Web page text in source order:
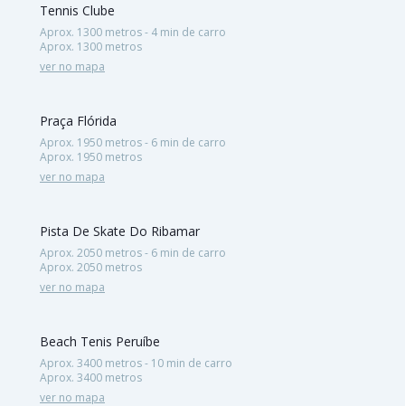
Tennis Clube
Aprox. 1300 metros - 4 min de carro
Aprox. 1300 metros
ver no mapa
Praça Flórida
Aprox. 1950 metros - 6 min de carro
Aprox. 1950 metros
ver no mapa
Pista De Skate Do Ribamar
Aprox. 2050 metros - 6 min de carro
Aprox. 2050 metros
ver no mapa
Beach Tenis Peruíbe
Aprox. 3400 metros - 10 min de carro
Aprox. 3400 metros
ver no mapa